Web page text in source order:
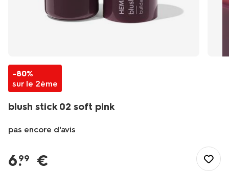
-80%
sur le 2ème
blush stick 02 soft pink
pas encore d'avis
fr/soins-
beaute/maquillage/poudres-
6.
99 €